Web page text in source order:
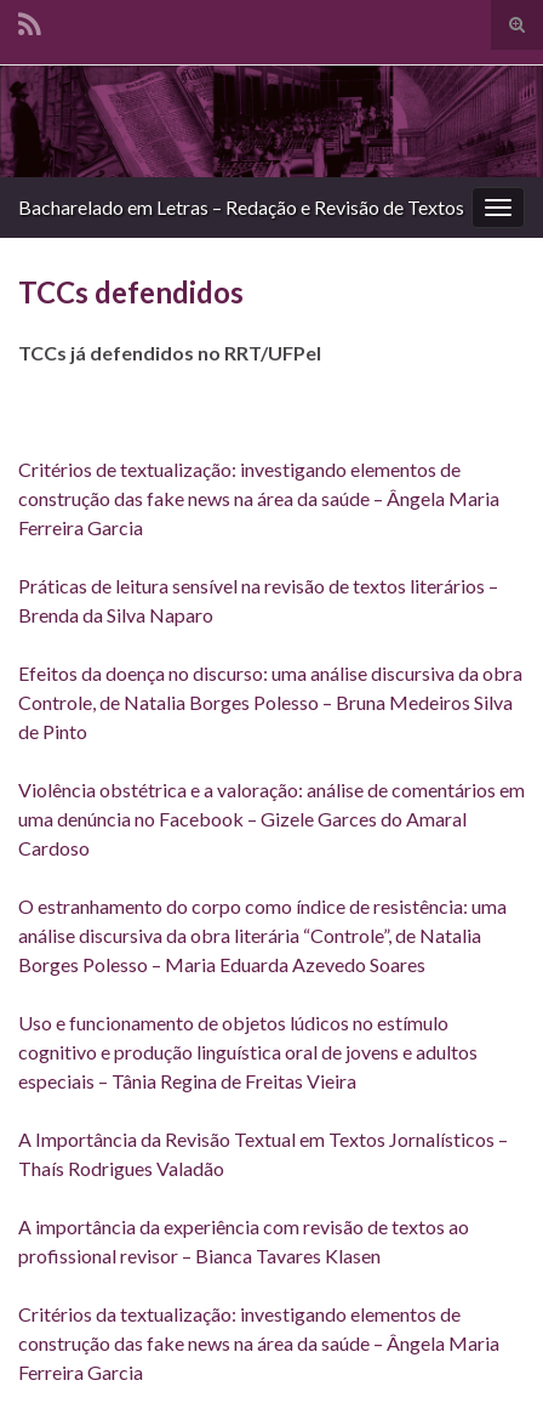
de
Search for:
Bacharelado em Letras – Redação e Revisão de Textos
TCCs defendidos
TCCs já defendidos no RRT/UFPel
Critérios de textualização: investigando elementos de
construção das fake news na área da saúde – Ângela Maria
Ferreira Garcia
Práticas de leitura sensível na revisão de textos literários –
Brenda da Silva Naparo
Efeitos da doença no discurso: uma análise discursiva da obra
Controle, de Natalia Borges Polesso – Bruna Medeiros Silva
de Pinto
Violência obstétrica e a valoração: análise de comentários em
uma denúncia no Facebook – Gizele Garces do Amaral
Cardoso
O estranhamento do corpo como índice de resistência: uma
análise discursiva da obra literária “Controle”, de Natalia
Borges Polesso – Maria Eduarda Azevedo Soares
Uso e funcionamento de objetos lúdicos no estímulo
cognitivo e produção linguística oral de jovens e adultos
especiais – Tânia Regina de Freitas Vieira
A Importância da Revisão Textual em Textos Jornalísticos –
Thaís Rodrigues Valadão
A importância da experiência com revisão de textos ao
profissional revisor – Bianca Tavares Klasen
Critérios da textualização: investigando elementos de
construção das fake news na área da saúde – Ângela Maria
Ferreira Garcia